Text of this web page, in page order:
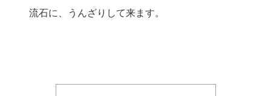
流石に、うんざりして来ます。